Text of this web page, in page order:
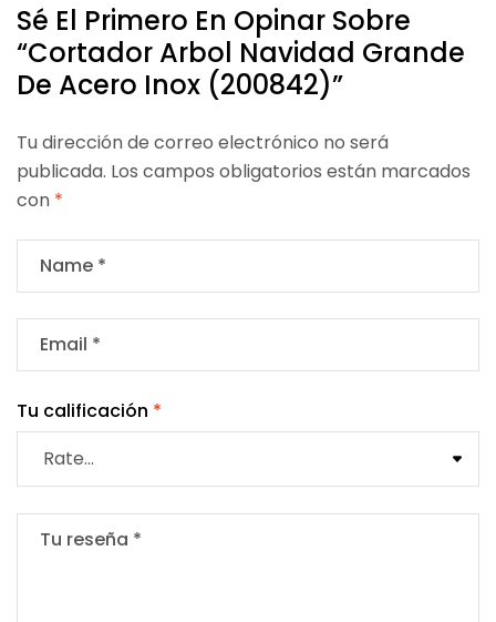
Sé El Primero En Opinar Sobre
“cortador Arbol Navidad Grande
De Acero Inox (200842)”
Tu dirección de correo electrónico no será
publicada. Los campos obligatorios están marcados
con *
Tu calificación *